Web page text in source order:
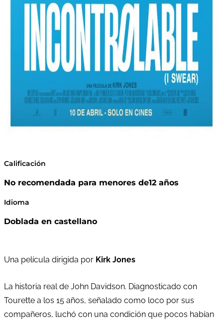
Calificación
No recomendada para menores de12 años
Idioma
Doblada en castellano
Una película dirigida por Kirk Jones
La historia real de John Davidson. Diagnosticado con
Tourette a los 15 años, señalado como loco por sus
compañeros, luchó con una condición que pocos habían